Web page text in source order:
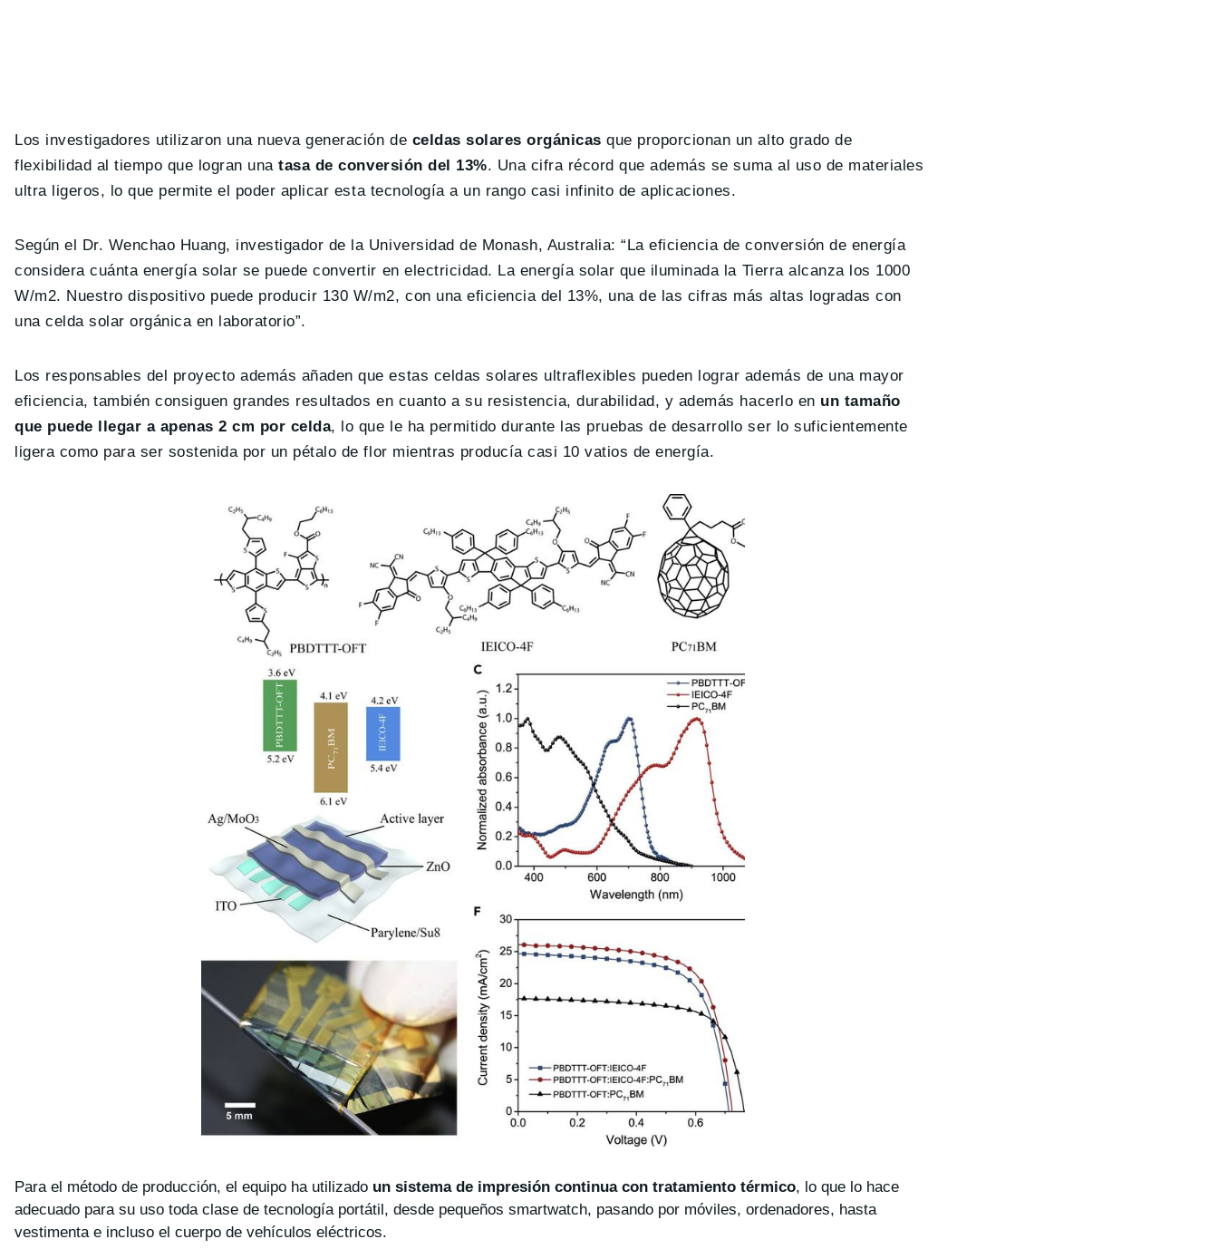
Los investigadores utilizaron una nueva generación de celdas solares orgánicas que proporcionan un alto grado de
flexibilidad al tiempo que logran unatasa de conversión del 13%. Una cifra récord que además se suma al uso de materiales
ultra ligeros, lo que permite el poder aplicar esta tecnología a un rango casi infinito de aplicaciones.
Según el Dr. Wenchao Huang, investigador de la Universidad de Monash, Australia: “La eficiencia de conversión de energía
considera cuánta energía solar se puede convertir en electricidad. La energía solar que iluminada la Tierra alcanza los 1000
W/m2. Nuestro dispositivo puede producir 130 W/m2, con una eficiencia del 13%, una de las cifras más altas logradas con
una celda solar orgánica en laboratorio”.
Los responsables del proyecto además añaden que estas celdas solares ultraflexibles pueden lograr además de una mayor
eficiencia, también consiguen grandes resultados en cuanto a su resistencia, durabilidad, y además hacerlo en un tamaño
que puede llegar a apenas 2 cm por celda, lo que le ha permitido durante las pruebas de desarrollo ser lo suficientemente
ligera como para ser sostenida por un pétalo de flor mientras producía casi 10 vatios de energía.
Para el método de producción, el equipo ha utilizado un sistema de impresión continua con tratamiento térmico, lo que lo hace
adecuado para su uso toda clase de tecnología portátil, desde pequeños smartwatch, pasando por móviles, ordenadores, hasta
vestimenta e incluso el cuerpo de vehículos eléctricos.